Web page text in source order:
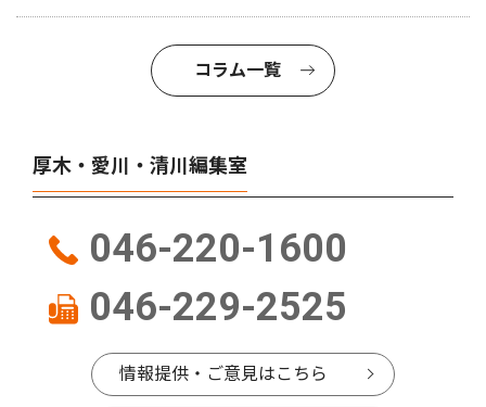
コラム一覧
厚木・愛川・清川編集室
046-220-1600
046-229-2525
情報提供・ご意見はこちら